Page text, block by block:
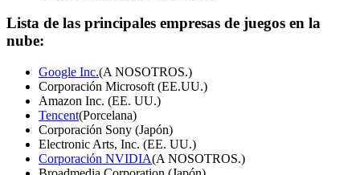
Lista de las principales empresas de juegos en la
nube:
Google Inc.(A NOSOTROS.)
Corporación Microsoft (EE.UU.)
Amazon Inc. (EE. UU.)
Tencent(Porcelana)
Corporación Sony (Japón)
Electronic Arts, Inc. (EE. UU.)
Corporación NVIDIA(A NOSOTROS.)